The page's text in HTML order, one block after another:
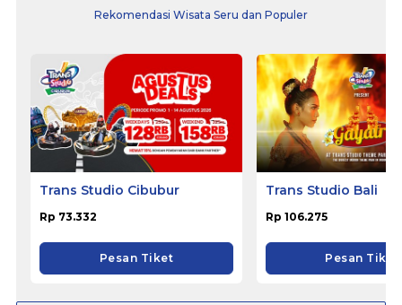
Rekomendasi Wisata Seru dan Populer
Trans Studio Cibubur
Rp 73.332
Pesan Tiket
Trans Studio Bali
Rp 106.275
Pesan Tiket